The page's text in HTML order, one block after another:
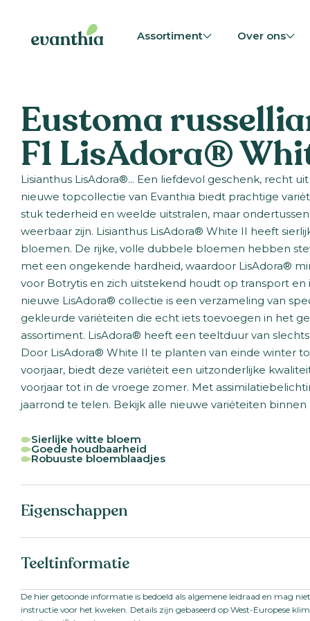
Assortiment Over ons
Eustoma
F1 LisAdora®
Lisianthus LisAdora®… Een liefdevol geschenk, recht
nieuwe topcollectie van Evanthia biedt prachtige
stuk tederheid en weelde uitstralen, maar
weerbaar zijn. Lisianthus LisAdora® White II heeft
bloemen. De rijke, volle dubbele bloemen hebben
met een ongekende hardheid, waardoor LisAdora®
voor Botrytis en zich uitstekend houdt op transport en
nieuwe LisAdora® collectie is een verzameling van
gekleurde variėteiten die echt iets toevoegen in het
assortiment. LisAdora® heeft een teeltduur van slechts
Door LisAdora® White II te planten van einde winter
voorjaar, biedt deze variėteit een uitzonderlijke
voorjaar tot in de vroege zomer. Met
jaarrond te telen. Bekijk alle nieuwe variėteiten binnen
Sierlijke witte bloem
Goede houdbaarheid
Robuuste bloemblaadjes
Eigenschappen
Nederlandse naam:
Serienaam:
lisadora-ii-iii
Teeltinformatie
Steellengte: 80-90cm
Teeltlocatie:
Kas
De hier getoonde informatie is bedoeld als algemene leidraad en mag
instructie voor het kweken. Details zijn gebaseerd op West-Europese